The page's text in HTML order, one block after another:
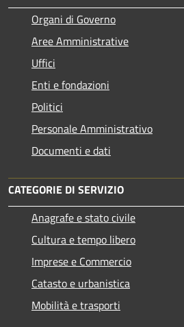
Organi di Governo
Aree Amministrative
Uffici
Enti e fondazioni
Politici
Personale Amministrativo
Documenti e dati
CATEGORIE DI SERVIZIO
Anagrafe e stato civile
Cultura e tempo libero
Imprese e Commercio
Catasto e urbanistica
Mobilità e trasporti